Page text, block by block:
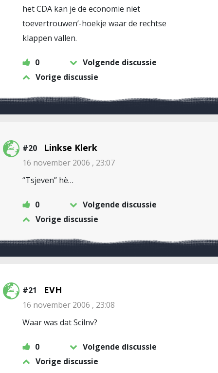
het CDA kan je de economie niet
toevertrouwen’-hoekje waar de rechtse
klappen vallen.
0
Volgende discussie
Vorige discussie
#20 Linkse Klerk
16 november 2006 , 23:07
“Tsjeven” hè…
0
Volgende discussie
Vorige discussie
#21 EVH
16 november 2006 , 23:08
Waar was dat Scilnv?
0
Volgende discussie
Vorige discussie